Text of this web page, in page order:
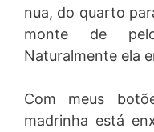
nua, do quarto
monte de
Naturalmente ela
Com meus
madrinha está